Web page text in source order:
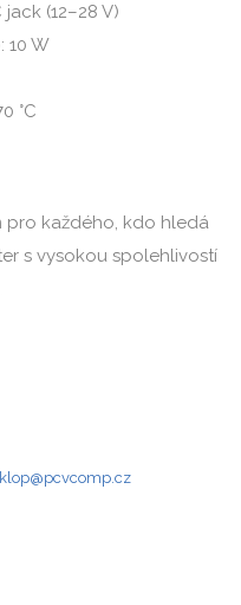
jack (12–28 V)
: 10 W
°C
pro každého, kdo hledá
s vysokou spolehlivostí